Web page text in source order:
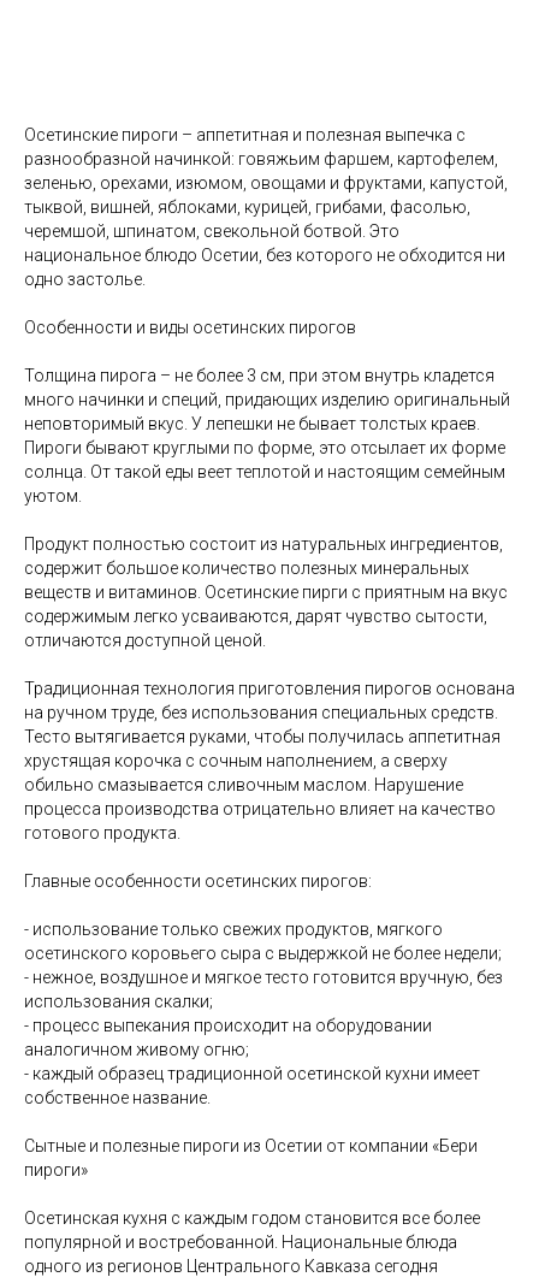
Осетинские пироги – аппетитная и полезная выпечка с
разнообразной начинкой: говяжьим фаршем, картофелем,
зеленью, орехами, изюмом, овощами и фруктами, капустой,
тыквой, вишней, яблоками, курицей, грибами, фасолью,
черемшой, шпинатом, свекольной ботвой. Это
национальное блюдо Осетии, без которого не обходится ни
одно застолье.
Особенности и виды осетинских пирогов
Толщина пирога – не более 3 см, при этом внутрь кладется
много начинки и специй, придающих изделию оригинальный
неповторимый вкус. У лепешки не бывает толстых краев.
Пироги бывают круглыми по форме, это отсылает их форме
солнца. От такой еды веет теплотой и настоящим семейным
уютом.
Продукт полностью состоит из натуральных ингредиентов,
содержит большое количество полезных минеральных
веществ и витаминов. Осетинские пирги с приятным на вкус
содержимым легко усваиваются, дарят чувство сытости,
отличаются доступной ценой.
Традиционная технология приготовления пирогов основана
на ручном труде, без использования специальных средств.
Тесто вытягивается руками, чтобы получилась аппетитная
хрустящая корочка с сочным наполнением, а сверху
обильно смазывается сливочным маслом. Нарушение
процесса производства отрицательно влияет на качество
готового продукта.
Главные особенности осетинских пирогов:
- использование только свежих продуктов, мягкого
осетинского коровьего сыра с выдержкой не более недели;
- нежное, воздушное и мягкое тесто готовится вручную, без
использования скалки;
- процесс выпекания происходит на оборудовании
аналогичном живому огню;
- каждый образец традиционной осетинской кухни имеет
собственное название.
Сытные и полезные пироги из Осетии от компании «Бери
пироги»
Осетинская кухня с каждым годом становится все более
популярной и востребованной. Национальные блюда
одного из регионов Центрального Кавказа сегодня